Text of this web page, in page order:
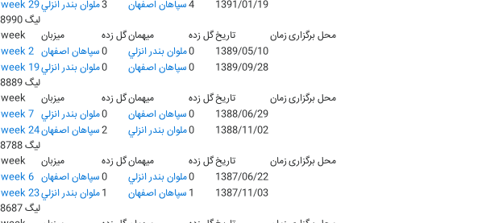
week 29ملوان بندر انزلي3 سپاهان اصفهان4
1391/01/19
لیگ 8990
week
میزبان گل زدهمیهمان گل زدهتاریخ زمانمحل برگزاری
week 2 سپاهان اصفهان0 ملوان بندر انزلي0
1389/05/10
week 19ملوان بندر انزلي0 سپاهان اصفهان0
1389/09/28
لیگ 8889
week
میزبان گل زدهمیهمان گل زدهتاریخ زمانمحل برگزاری
week 7 ملوان بندر انزلي0 سپاهان اصفهان0
1388/06/29
week 24سپاهان اصفهان2 ملوان بندر انزلي0
1388/11/02
لیگ 8788
week
میزبان گل زدهمیهمان گل زدهتاریخ زمانمحل برگزاری
week 6 سپاهان اصفهان0 ملوان بندر انزلي0
1387/06/22
week 23ملوان بندر انزلي1 سپاهان اصفهان 1
1387/11/03
لیگ 8687